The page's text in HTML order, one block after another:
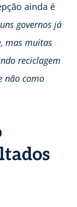
ainda é
governos já
mas muitas
reciclagem
não como